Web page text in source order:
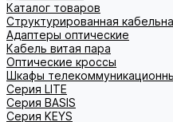
Каталог товаров
Структурированная
Адаптеры оптические
Кабель витая пара
Оптические кроссы
Шкафы
Cерия LITE
Cерия BASIS
Cерия KEYS